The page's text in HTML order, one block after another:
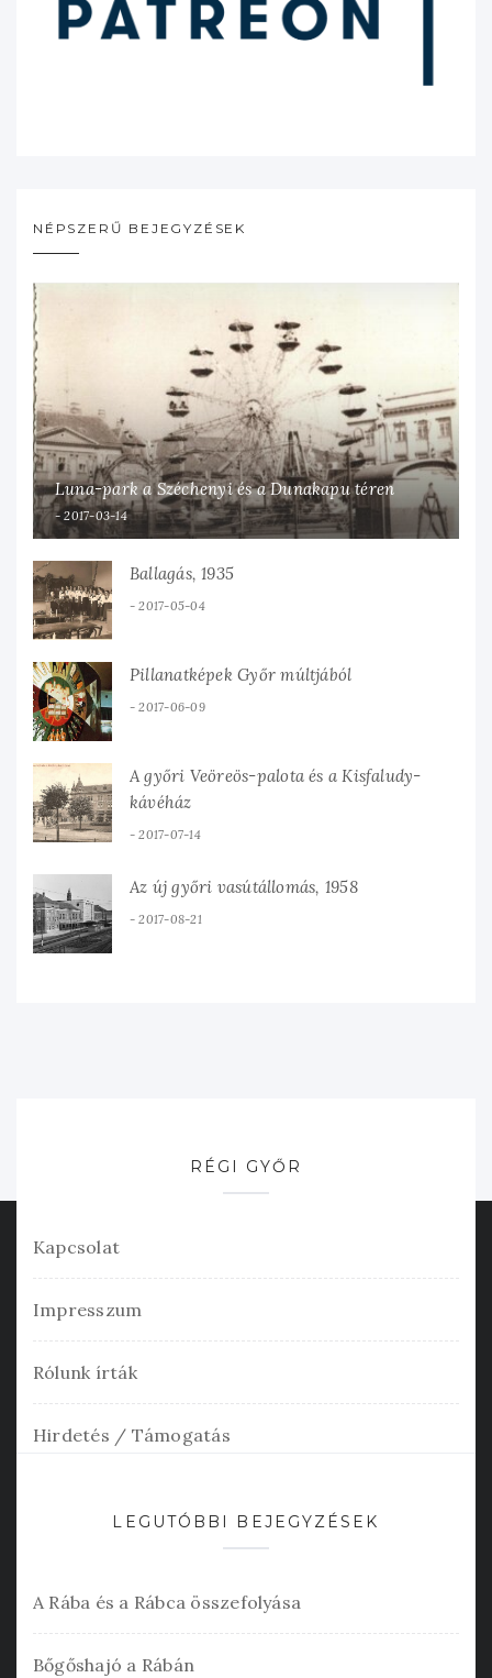
NÉPSZERŰ BEJEGYZÉSEK
Luna-park a Széchenyi és a Dunakapu téren
2017-03-14
Ballagás, 1935
2017-05-04
Pillanatképek Győr múltjából
2017-06-09
A győri Veöreös-palota és a Kisfaludy-
kávéház
2017-07-14
Az új győri vasútállomás, 1958
2017-08-21
RÉGI GYŐR
Kapcsolat
Impresszum
Rólunk írták
Hirdetés / Támogatás
LEGUTÓBBI BEJEGYZÉSEK
A Rába és a Rábca összefolyása
Bőgőshajó a Rábán